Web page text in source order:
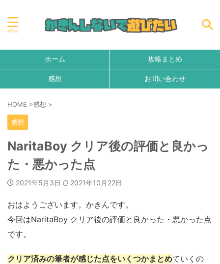
ホーム 攻略まとめ
感想 お問い合わせ
HOME >感想 >
感想
NaritaBoy クリア後の評価と良かっ
た・悪かった点
2021年5月3日 2021年10月22日
おはようございます。かきんです。
今回はNaritaBoy クリア後の評価と良かった・悪かった点
です。
クリア済みの筆者が感じた点をいくつかまとめていくの